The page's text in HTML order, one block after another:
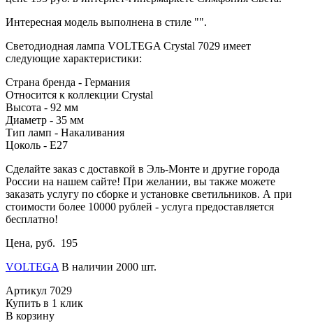
Интересная модель выполнена в стиле "".
Светодиодная лампа VOLTEGA Crystal 7029 имеет
следующие характеристики:
Страна бренда - Германия
Относится к коллекции Crystal
Высота - 92 мм
Диаметр - 35 мм
Тип ламп - Накаливания
Цоколь - E27
Сделайте заказ с доставкой в Эль-Монте и другие города
России на нашем сайте! При желании, вы также можете
заказать услугу по сборке и установке светильников. А при
стоимости более 10000 рублей - услуга предоставляется
бесплатно!
Цена, руб. 195
VOLTEGA В наличии 2000 шт.
Артикул 7029
Купить в 1 клик
В корзину